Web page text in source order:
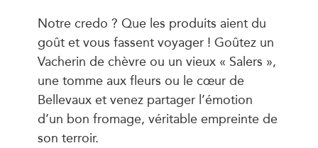
Notre credo ? Que les produits aient du
goût et vous fassent voyager ! Goûtez un
Vacherin de chèvre ou un vieux « Salers »,
une tomme aux fleurs ou le cœur de
Bellevaux et venez partager l’émotion
d’un bon fromage, véritable empreinte de
son terroir.